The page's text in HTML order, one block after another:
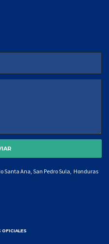
Santa Ana, San Pedro Sula, Honduras
OFICIALES